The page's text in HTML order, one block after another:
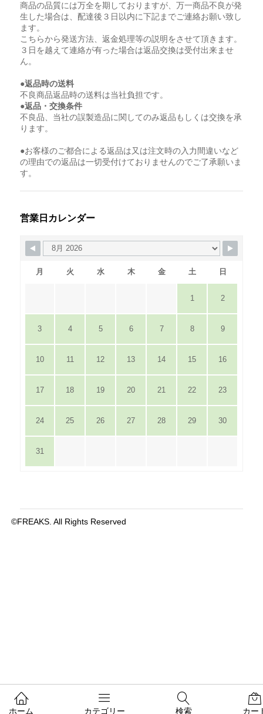
商品の品質には万全を期しておりますが、万一商品不良が発
生した場合は、配達後３日以内に下記までご連絡お願い致し
ます。
こちらから発送方法、返金処理等の説明をさせて頂きます。
３日を越えて連絡が有った場合は返品交換は受付出来ませ
ん。
●返品時の送料
不良商品返品時の送料は当社負担です。
●返品・交換条件
不良品、当社の誤製造品に関してのみ返品もしくは交換を承
ります。
●お客様のご都合による返品は又は注文時の入力間違いなど
の理由での返品は一切受付けておりませんのでご了承願いま
す。
営業日カレンダー
月 火 水 木 金 土 日
1 2
3 4 5 6 7 8 9
10 11 12 13 14 15 16
17 18 19 20 21 22 23
24 25 26 27 28 29 30
31
©FREAKS. All Rights Reserved
ホーム カテゴリー 検索 カー